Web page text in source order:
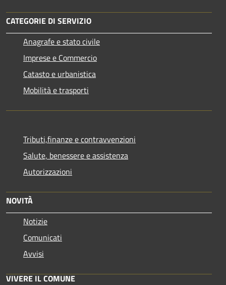
CATEGORIE DI SERVIZIO
Anagrafe e stato civile
Imprese e Commercio
Catasto e urbanistica
Mobilità e trasporti
Tributi,finanze e contravvenzioni
Salute, benessere e assistenza
Autorizzazioni
NOVITÀ
Notizie
Comunicati
Avvisi
VIVERE IL COMUNE